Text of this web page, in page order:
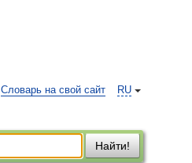
RU
Словарь на свой сайт
Найти!